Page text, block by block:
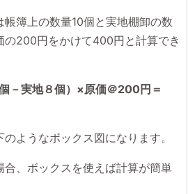
帳簿上の数量10個と実地棚卸の数
の200円をかけて400円と計算でき
－実地８個）×原価＠200円＝
ようなボックス図になります。
、ボックスを使えば計算が簡単